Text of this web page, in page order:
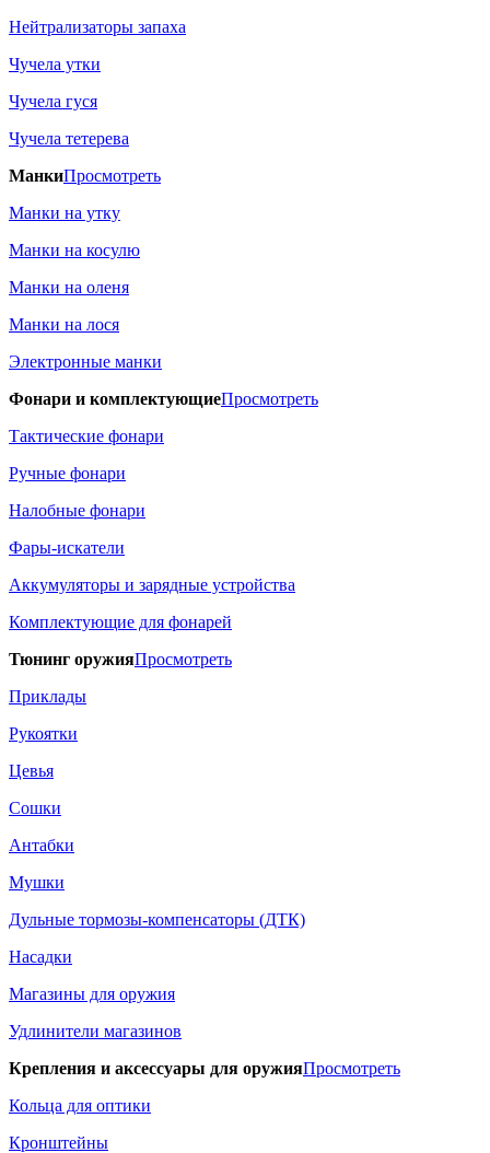
Нейтрализаторы запаха
Чучела утки
Чучела гуся
Чучела тетерева
МанкиПросмотреть
Манки на утку
Манки на косулю
Манки на оленя
Манки на лося
Электронные манки
Фонари и комплектующиеПросмотреть
Тактические фонари
Ручные фонари
Налобные фонари
Фары-искатели
Аккумуляторы и зарядные устройства
Комплектующие для фонарей
Тюнинг оружияПросмотреть
Приклады
Рукоятки
Цевья
Сошки
Антабки
Мушки
Дульные тормозы-компенсаторы (ДТК)
Насадки
Магазины для оружия
Удлинители магазинов
Крепления и аксессуары для оружияПросмотреть
Кольца для оптики
Кронштейны